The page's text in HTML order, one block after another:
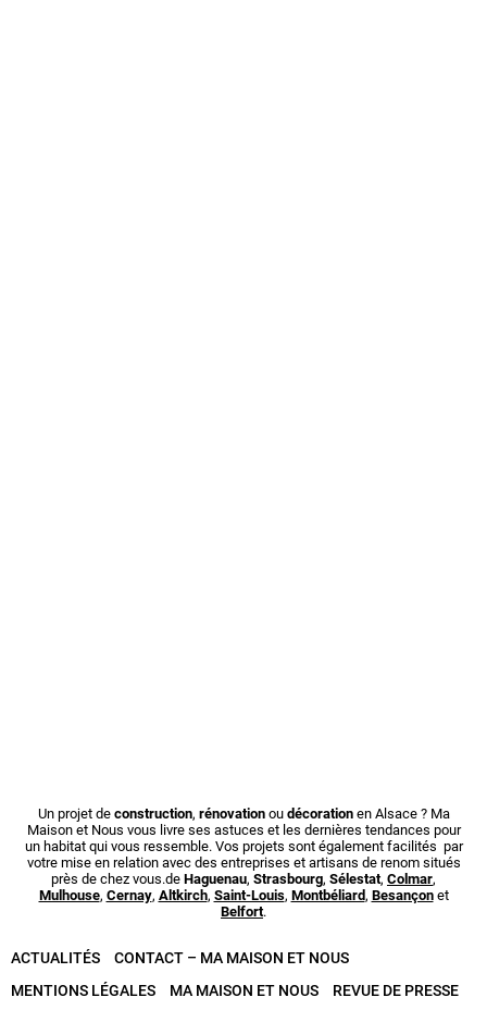
Un projet de construction, rénovationou décorationen Alsace ? Ma
Maison et Nous vous livre ses astuces et les dernières tendances pour
un habitat qui vous ressemble. Vos projets sont également facilités par
votre mise en relation avec des entreprises et artisans de renom situés
près de chez vous.de Haguenau, Strasbourg, Sélestat, Colmar,
Mulhouse, Cernay, Altkirch, Saint-Louis, Montbéliard, Besançonet
Belfort.
ACTUALITÉS
CONTACT – MA MAISON ET NOUS
MENTIONS LÉGALES
MA MAISON ET NOUS REVUE DE PRESSE